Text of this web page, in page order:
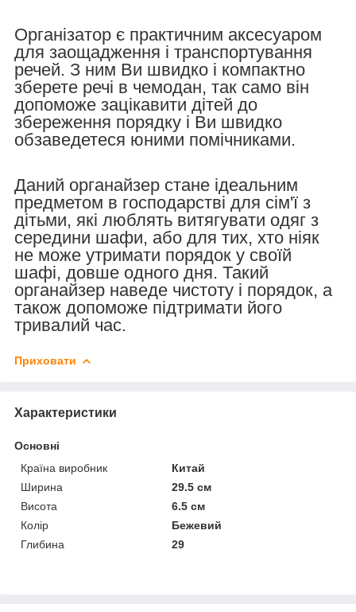
Організатор є практичним аксесуаром
для заощадження і транспортування
речей. З ним Ви швидко і компактно
зберете речі в чемодан, так само він
допоможе зацікавити дітей до
збереження порядку і Ви швидко
обзаведетеся юними помічниками.
Даний органайзер стане ідеальним
предметом в господарстві для сім'ї з
дітьми, які люблять витягувати одяг з
середини шафи, або для тих, хто ніяк
не може утримати порядок у своїй
шафі, довше одного дня. Такий
органайзер наведе чистоту і порядок, а
також допоможе підтримати його
тривалий час.
Приховати
Характеристики
Основні
Країна виробник
Китай
Ширина
29.5 см
Висота
6.5 см
Колір
Бежевий
Глибина
29